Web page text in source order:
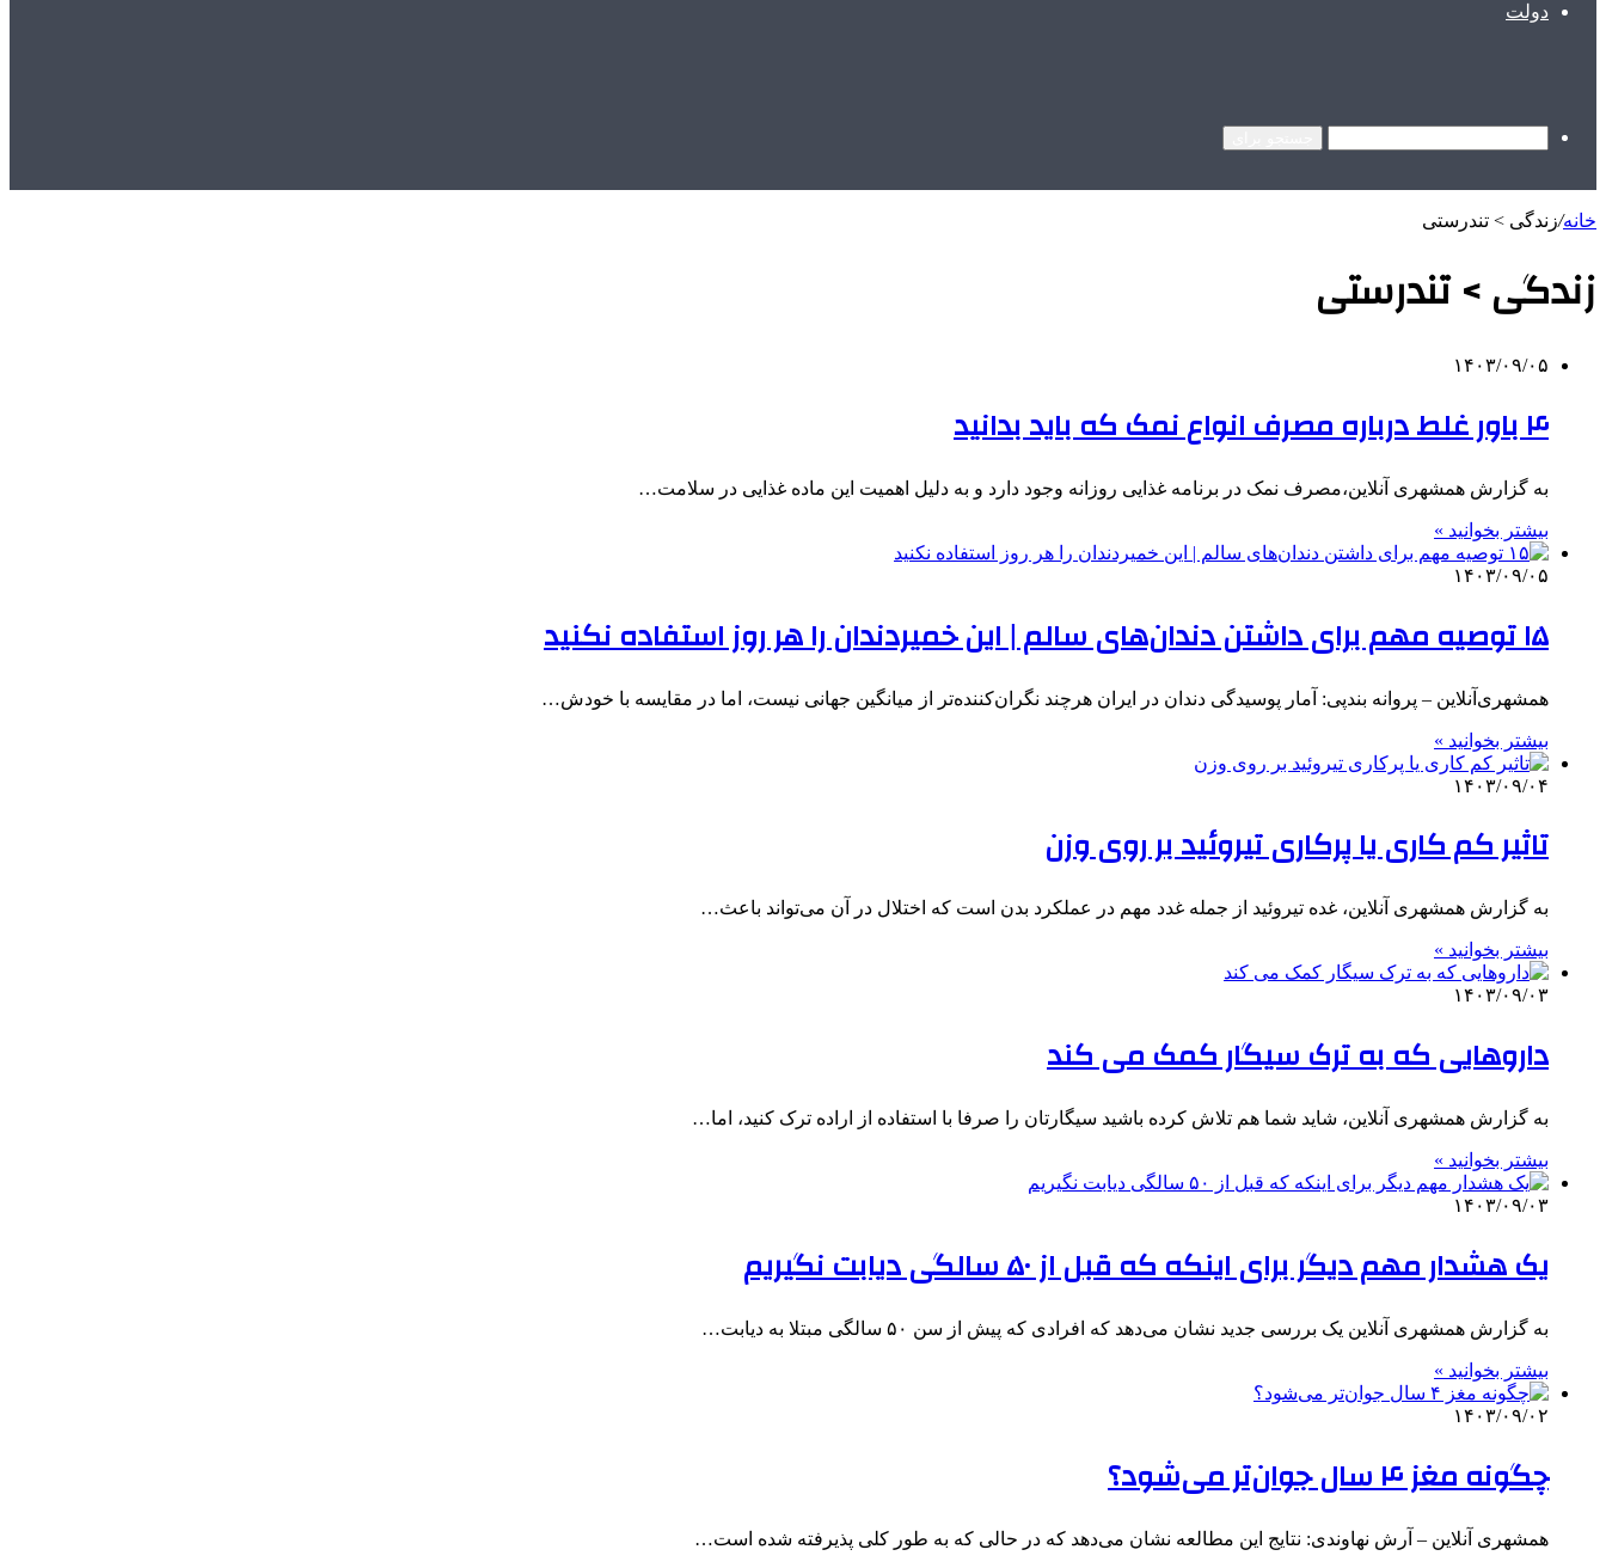
دولت
خانه/زندگی > تندرستی
زندگی > تندرستی
۱۴۰۳/۰۹/۰۵
۴ باور غلط درباره مصرف انواع نمک که باید بدانید
به گزارش همشهری آنلاین،‌مصرف نمک در برنامه غذایی روزانه وجود دارد و به دلیل اهمیت این ماده غذایی در سلامت…
بیشتر بخوانید »
۱۴۰۳/۰۹/۰۵
۱۵ توصیه مهم برای داشتن دندان‌های سالم | این خمیردندان را هر روز استفاده نکنید
همشهری‌آنلاین – پروانه بندپی: آمار پوسیدگی دندان در ایران هرچند نگران‌کننده‌تر از میانگین جهانی نیست، اما در مقایسه با خودش…
بیشتر بخوانید »
۱۴۰۳/۰۹/۰۴
تاثیر کم کاری یا پرکاری تیروئید بر روی وزن
به گزارش همشهری آنلاین، غده تیروئید از جمله غدد مهم در عملکرد بدن است که اختلال در آن می‌تواند باعث…
بیشتر بخوانید »
۱۴۰۳/۰۹/۰۳
داروهایی که به ترک سیگار کمک می‌ کند
به گزارش همشهری آنلاین، شاید شما هم تلاش کرده باشید سیگارتان را صرفا با استفاده از اراده ترک کنید، اما…
بیشتر بخوانید »
۱۴۰۳/۰۹/۰۳
یک هشدار مهم دیگر برای اینکه که قبل از ۵۰ سالگی دیابت نگیریم
به گزارش همشهری آنلاین یک بررسی جدید نشان می‌دهد که افرادی که پیش از سن ۵۰ سالگی مبتلا به دیابت…
بیشتر بخوانید »
۱۴۰۳/۰۹/۰۲
چگونه مغز ۴ سال جوان‌تر می‌شود؟
همشهری آنلاین – آرش نهاوندی: نتایج این مطالعه نشان می‌دهد که در حالی که به طور کلی پذیرفته شده است…